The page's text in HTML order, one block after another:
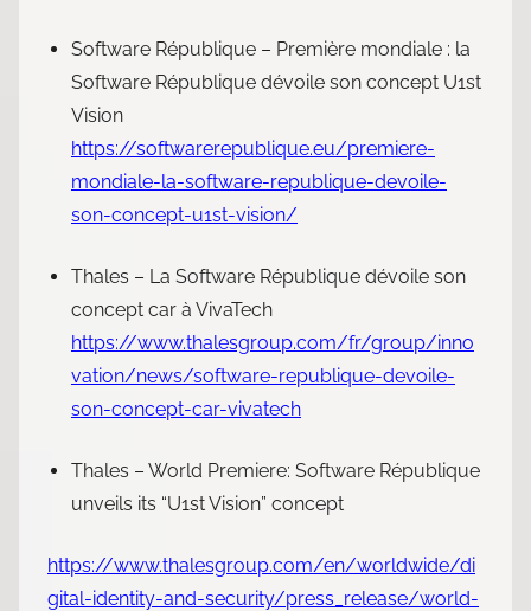
Software République – Première mondiale : la
Software République dévoile son concept U1st
Vision
https://softwarerepublique.eu/premiere-
mondiale-la-software-republique-devoile-
son-concept-u1st-vision/
Thales – La Software République dévoile son
concept car à VivaTech
https://www.thalesgroup.com/fr/group/inno
vation/news/software-republique-devoile-
son-concept-car-vivatech
Thales – World Premiere: Software République
unveils its “U1st Vision” concept
https://www.thalesgroup.com/en/worldwide/di
gital-identity-and-security/press_release/world-